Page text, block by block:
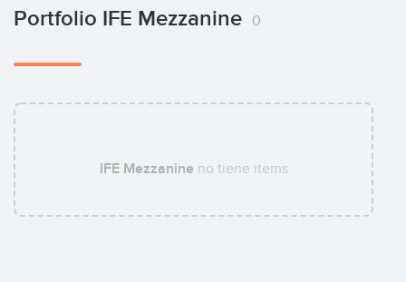
Laurent Warlop
Portfolio IFE Mezzanine 0
IFE Mezzanineno tiene items